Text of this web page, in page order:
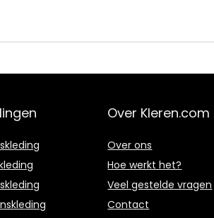
Over Kleren.com
Over ons
Hoe werkt het?
Veel gestelde vragen
Contact